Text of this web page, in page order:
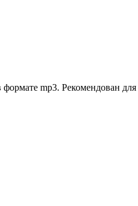
mp3. Рекомендован для